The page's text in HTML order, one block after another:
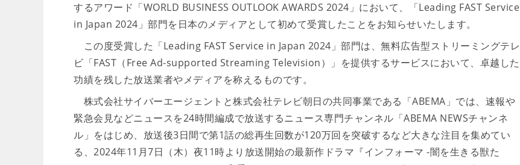
するアワード「WORLD BUSINESS OUTLOOK AWARDS 2024」において、「Leading FAST Service
in Japan 2024」部門を日本のメディアとして初めて受賞したことをお知らせいたします。
この度受賞した「Leading FAST Service in Japan 2024」部門は、無料広告型ストリーミングテレ
ビ「FAST（Free Ad-supported Streaming Television）」を提供するサービスにおいて、卓越した
功績を残した放送業者やメディアを称えるものです。
株式会社サイバーエージェントと株式会社テレビ朝日の共同事業である「ABEMA」では、速報や
緊急会見などニュースを24時間編成で放送するニュース専門チャンネル「ABEMA NEWSチャンネ
ル」をはじめ、放送後3日間で第1話の総再生回数が120万回を突破するなど大きな注目を集めてい
る、2024年11月7日（木）夜11時より放送開始の最新作ドラマ『インフォーマ -闇を生きる獣た